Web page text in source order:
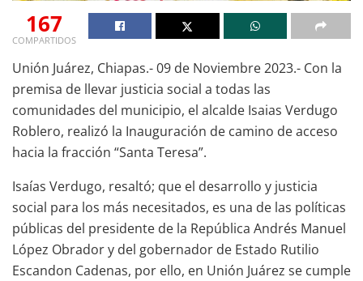
167
COMPARTIDOS
Unión Juárez, Chiapas.- 09 de Noviembre 2023.- Con la
premisa de llevar justicia social a todas las
comunidades del municipio, el alcalde Isaias Verdugo
Roblero, realizó la Inauguración de camino de acceso
hacia la fracción “Santa Teresa”.
Isaías Verdugo, resaltó; que el desarrollo y justicia
social para los más necesitados, es una de las políticas
públicas del presidente de la República Andrés Manuel
López Obrador y del gobernador de Estado Rutilio
Escandon Cadenas, por ello, en Unión Juárez se cumple